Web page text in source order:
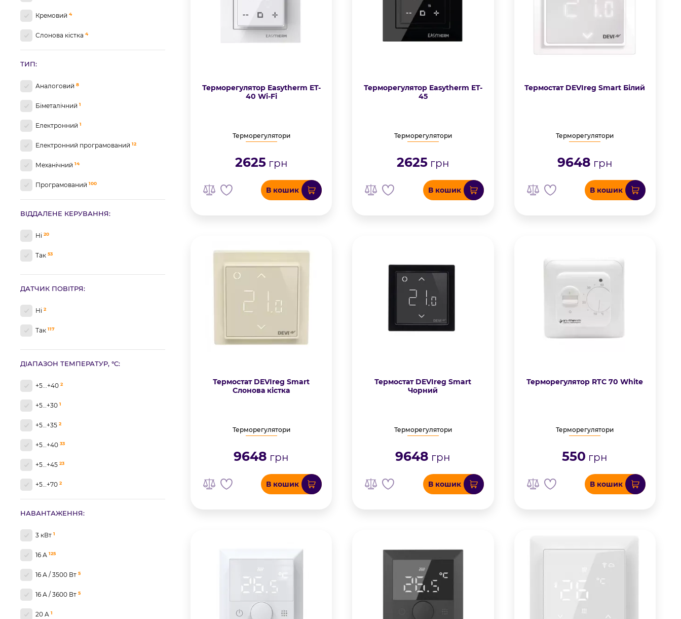
Кремовий 4
Слонова кістка 4
ТИП:
Аналоговий 8
Біметалічний 1
Електронний 1
Електронний програмований 12
Механічний 14
Програмований 100
ВІДДАЛЕНЕ КЕРУВАННЯ:
Ні 20
Так 53
ДАТЧИК ПОВІТРЯ:
Ні 2
Так 117
ДІАПАЗОН ТЕМПЕРАТУР, °C:
+5...+40 2
+5…+30 1
+5…+35 2
+5…+40 33
+5…+45 23
+5…+70 2
НАВАНТАЖЕННЯ:
3 кВт 1
16 А 125
16 А / 3500 Вт 5
16 А / 3600 Вт 5
20 A 1
Терморегулятор Easytherm ET-
40 Wi-Fi
Терморегулятори
2625грн
В кошик
Терморегулятор Easytherm ET-
45
Терморегулятори
2625грн
В кошик
Термостат DEVIreg Smart Білий
Терморегулятори
9648 грн
В кошик
Термостат DEVIreg Smart
Слонова кістка
Терморегулятори
9648 грн
В кошик
Термостат DEVIreg Smart
Чорний
Терморегулятори
9648 грн
В кошик
Терморегулятор RTC 70 White
Терморегулятори
550 грн
В кошик